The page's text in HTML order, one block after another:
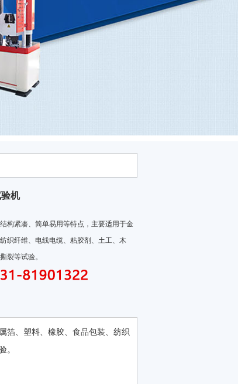
机
构紧凑、简单易用等特点，主要适用于金
纺织纤维、电线电缆、粘胶剂、土工、木
裂等试验。
塑料、橡胶、食品包装、纺织
。